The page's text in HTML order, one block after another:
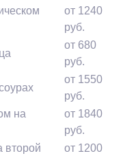
от 1240
руб.
от 680
руб.
от 1550
руб.
на
от 1840
руб.
второй
от 1200